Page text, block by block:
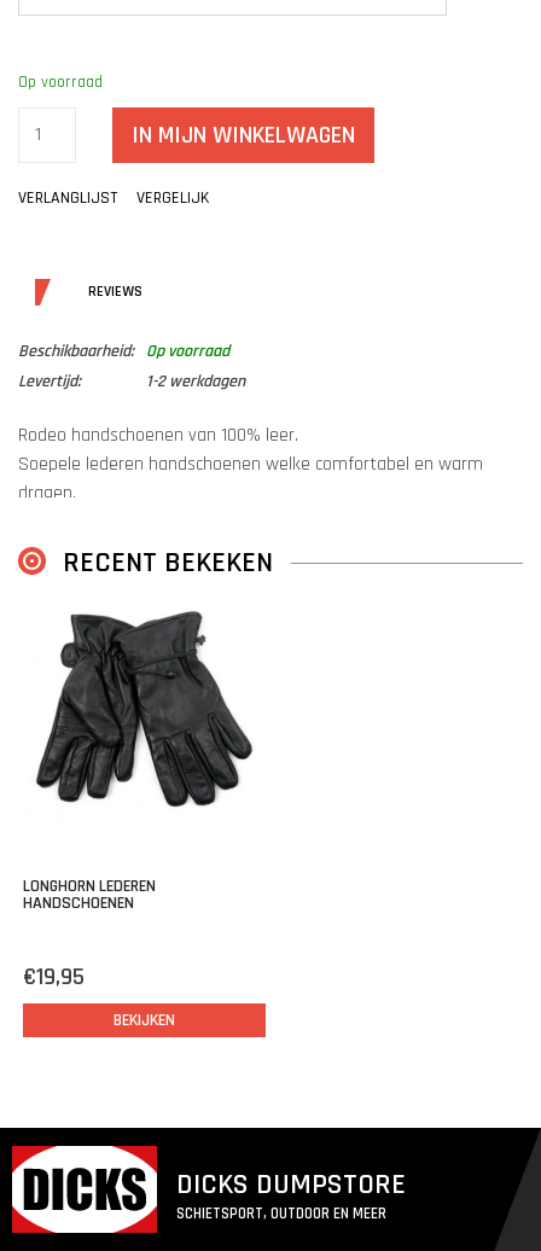
Op voorraad
IN MIJN WINKELWAGEN
VERLANGLIJST VERGELIJK
DETAILSREVIEWS
Beschikbaarheid:
Op voorraad
Levertijd:
1-2 werkdagen
Rodeo handschoenen van 100% leer.
Soepele lederen handschoenen welke comfortabel en warm
dragen.
Kenmerken:
Verstelbaar dmv touw
Maten XS tm4XL. Kleur zwart. Let op deze handschoenen vallen
klein uit .
RECENT BEKEKEN
LONGHORN LEDEREN
HANDSCHOENEN
€19,95
BEKIJKEN
DICKS DUMPSTORE
SCHIETSPORT, OUTDOOR EN MEER